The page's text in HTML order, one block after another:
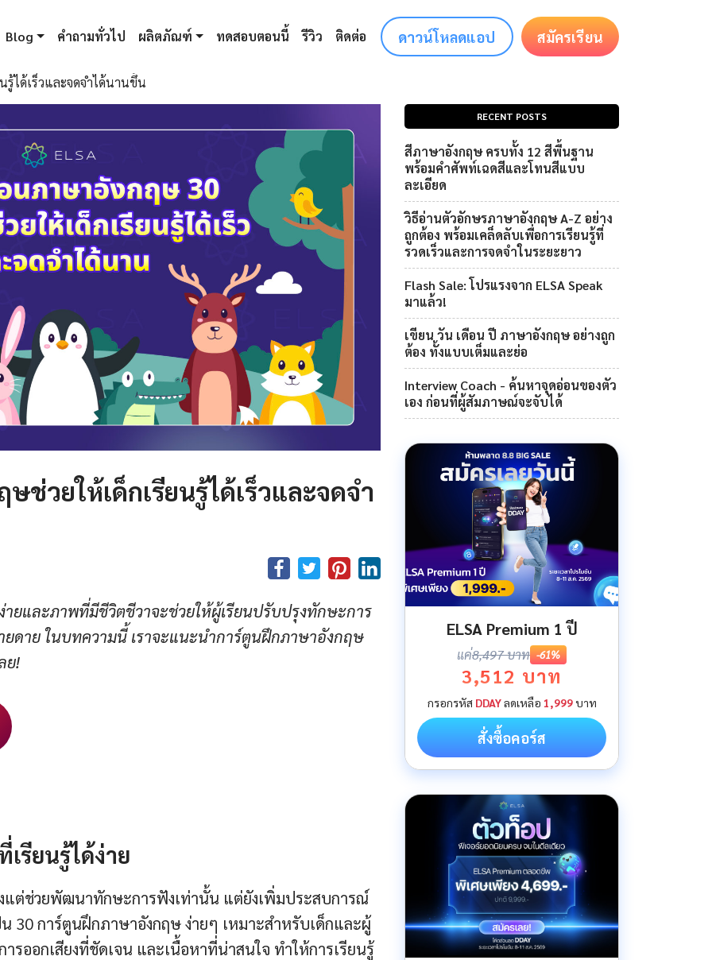
Blog คำถามทั่วไป ผลิตภัณฑ์ ทดสอบตอนนี้ รีวิว ติดต่อ ดาวน์โหลดแอป สมัครเรียน
ได้เร็วและจดจำได้นานขึ้น
ช่วยให้เด็กเรียนรู้ได้เร็วและจดจำ
ยและภาพที่มีชีวิตชีวาจะช่วยให้ผู้เรียนปรับปรุงทักษะการ
ยดาย ในบทความนี้ เราจะแนะนำการ์ตูนฝึกภาษาอังกฤษ
ย!
รียนรู้ได้ง่าย
แต่ช่วยพัฒนาทักษะการฟังเท่านั้น แต่ยังเพิ่มประสบการณ์
30 การ์ตูนฝึกภาษาอังกฤษ ง่ายๆ เหมาะสำหรับเด็กและผู้
รออกเสียงที่ชัดเจน และเนื้อหาที่น่าสนใจ ทำให้การเรียนรู้
RECENT POSTS
สีภาษาอังกฤษ ครบทั้ง 12 สีพื้นฐาน
พร้อมคำศัพท์เฉดสีและโทนสีแบบ
ละเอียด
วิธีอ่านตัวอักษรภาษาอังกฤษ A-Z อย่าง
ถูกต้อง พร้อมเคล็ดลับเพื่อการเรียนรู้ที่
รวดเร็วและการจดจำในระยะยาว
Flash Sale: โปรแรงจาก ELSA Speak
มาแล้ว!
เขียน วัน เดือน ปี ภาษาอังกฤษ อย่างถูก
ต้อง ทั้งแบบเต็มและย่อ
Interview Coach - ค้นหาจุดอ่อนของตัว
เอง ก่อนที่ผู้สัมภาษณ์จะจับได้
ELSA Premium 1 ปี
แค่8,497 บาท -61%
3,512 บาท
กรอกรหัส DDAYลดเหลือ 1,999บาท
สั่งซื้อคอร์ส